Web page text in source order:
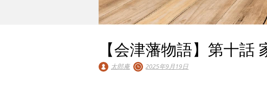
【会津藩物語】第十話
太郎庵 2025年9月19日